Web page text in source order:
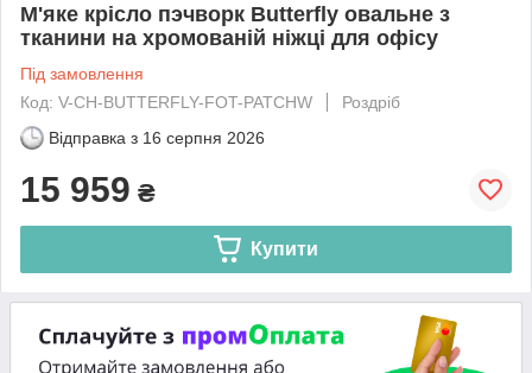
М'яке крісло пэчворк Butterfly овальне з
тканини на хромованій ніжці для офісу
Під замовлення
Код: V-CH-BUTTERFLY-FOT-PATCHW
Роздріб
Відправка з 16 серпня 2026
15 959 ₴
Купити